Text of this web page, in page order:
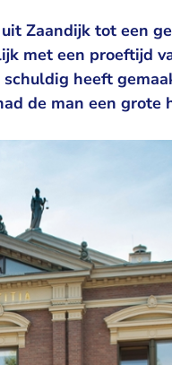
Zaandijk tot een
met een proeftijd
heeft
de man een grote